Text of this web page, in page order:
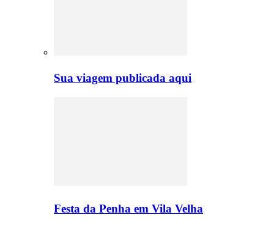
Sua viagem publicada aqui
Festa da Penha em Vila Velha